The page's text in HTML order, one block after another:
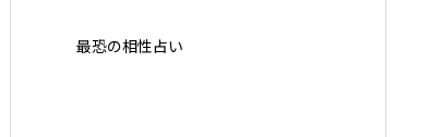
最恐の相性占い